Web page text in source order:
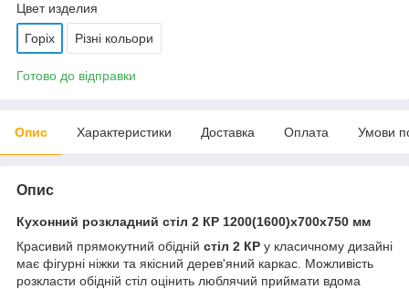
Цвет изделия
Горіх Різні кольори
Готово до відправки
Опис Характеристики Доставка Оплата Умови
Опис
Кухонний розкладний стіл 2 КР 1200(1600)х700х750 мм
Красивий прямокутний обідній стіл 2 КР у класичному дизайні
має фігурні ніжки та якісний дерев'яний каркас. Можливість
розкласти обідній стіл оцінить люблячий приймати вдома